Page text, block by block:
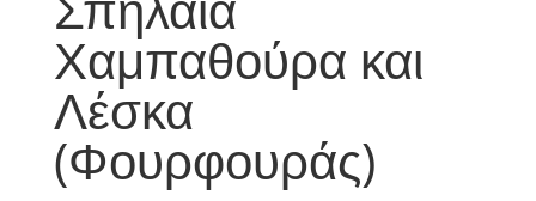
Χαμπαθούρα και
Λέσκα
(Φουρφουράς)